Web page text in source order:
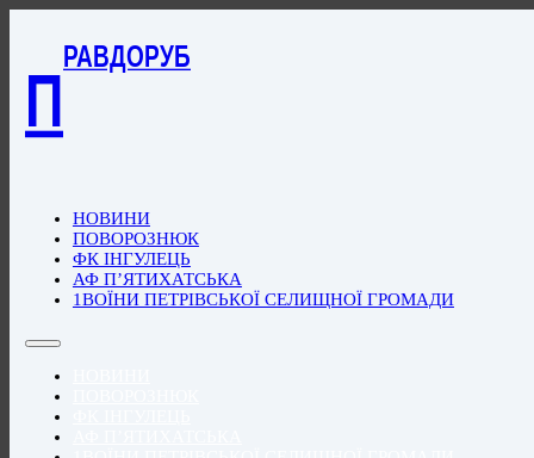
П
РАВДОРУБ
НОВИНИ
ПОВОРОЗНЮК
ФК ІНГУЛЕЦЬ
АФ П’ЯТИХАТСЬКА
1ВОЇНИ ПЕТРІВСЬКОЇ СЕЛИЩНОЇ ГРОМАДИ